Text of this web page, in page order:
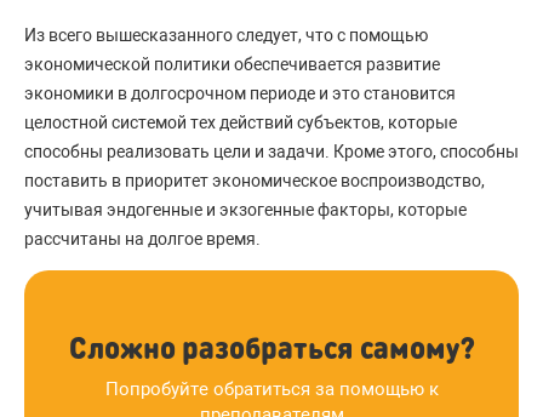
Из всего вышесказанного следует, что с помощью
экономической политики обеспечивается развитие
экономики в долгосрочном периоде и это становится
целостной системой тех действий субъектов, которые
способны реализовать цели и задачи. Кроме этого, способны
поставить в приоритет экономическое воспроизводство,
учитывая эндогенные и экзогенные факторы, которые
рассчитаны на долгое время.
Сложно разобраться самому?
Попробуйте обратиться за помощью к